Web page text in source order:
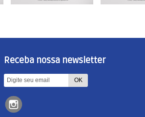
Receba nossa newsletter